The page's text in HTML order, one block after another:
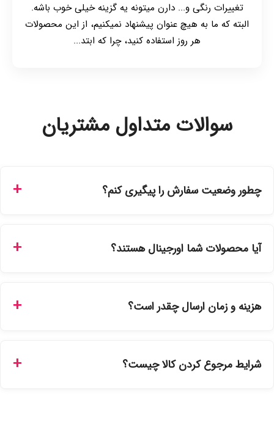
تغییرات رنگی و... دارن میتونه یه گزینه خیلی خوب باشه.
البته که ما به هیچ عنوان پیشنهاد نمیکنیم، از این محصولات
هر روز استفاده کنید، چرا که ابتد...
سوالات متداول مشتریان
چطور وضعیت سفارش را پیگیری کنم؟
سفارشات در سایت، وضعیت لحظه‌ای مرسوله را مشاهده کنید.
آیا محصولات شما اورجینال هستند؟
نمایندگی‌های معتبر تهیه شده و دارای بچ‌کد قابل استعلام هستند.
هزینه و زمان ارسال چقدر است؟
انتخاب کنید و برای شهرستان‌ها بین یک الی ۳ روز کاری از طریق
شرایط مرجوع کردن کالا چیست؟